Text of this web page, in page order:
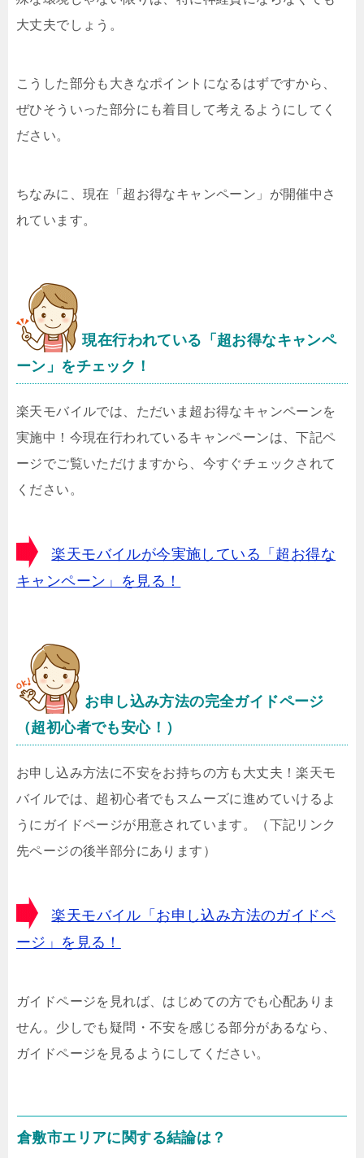
大丈夫でしょう。
こうした部分も大きなポイントになるはずですから、
ぜひそういった部分にも着目して考えるようにしてく
ださい。
ちなみに、現在「超お得なキャンペーン」が開催中さ
れています。
現在行われている「超お得なキャンペ
ーン」をチェック！
楽天モバイルでは、ただいま超お得なキャンペーンを
実施中！今現在行われているキャンペーンは、下記ペ
ージでご覧いただけますから、今すぐチェックされて
ください。
楽天モバイルが今実施している「超お得な
キャンペーン」を見る！
お申し込み方法の完全ガイドページ
（超初心者でも安心！）
お申し込み方法に不安をお持ちの方も大丈夫！楽天モ
バイルでは、超初心者でもスムーズに進めていけるよ
うにガイドページが用意されています。（下記リンク
先ページの後半部分にあります）
楽天モバイル「お申し込み方法のガイドペ
ージ」を見る！
ガイドページを見れば、はじめての方でも心配ありま
せん。少しでも疑問・不安を感じる部分があるなら、
ガイドページを見るようにしてください。
倉敷市エリアに関する結論は？